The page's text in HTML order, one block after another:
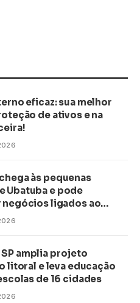
eficaz: sua melhor
de ativos e na
às pequenas
Ubatuba e pode
ligados ao
amplia projeto
litoral e leva educação
de 16 cidades